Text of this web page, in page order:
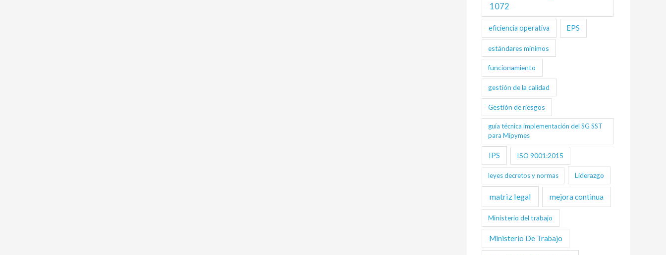
1072
eficiencia operativa EPS
estándares mínimos
funcionamiento
gestión de la calidad
Gestión de riesgos
guía técnica implementación del SG SST
para Mipymes
IPS ISO 9001:2015
leyes decretos y normas Liderazgo
matriz legal mejora continua
Ministerio del trabajo
Ministerio De Trabajo